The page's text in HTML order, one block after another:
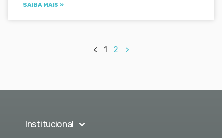
SAIBA MAIS »
< 1 2 >
Institucional